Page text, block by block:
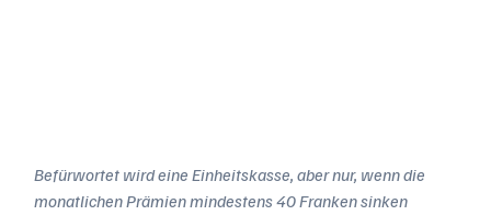
Befürwortet wird eine Einheitskasse, aber nur, wenn die
monatlichen Prämien mindestens 40 Franken sinken